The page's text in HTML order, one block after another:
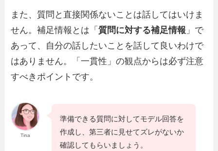
また、質問と直接関係ないことは話してはいけま
せん。補足情報とは「質問に対する補足情報 」で
あって、自分の話したいことを話して良いわけで
はありません。「一貫性」の観点からは必ず注意
すべきポイントです。
Tina
準備できる質問に対してモデル回答を
作成し、第三者に見せてズレがないか
確認してもらいましょう。